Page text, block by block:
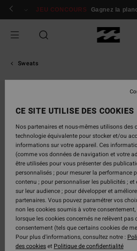
Passer
Se connecter / s'inscrire
JEU CONCOURS Gagnez la
Sweats
CE SITE UTILISE DES COOKIES
Nos partenaires et nous-mêmes utilisons des
technologie équivalente pour stocker et/ou
informations sur votre appareil. Ces
(comme vos données de navigation et votre
être utilisées pour vous présenter des
personnalisés ; pour mesurer la performance
contenu ; pour personnaliser les publicités ; et
sur leur audience ; pour développer et
partenaires. Vous pouvez paramétrer vos
non les cookies soumis à votre
lorsque les cookies concernés ne relèvent pas
consentement (tels que certains cookies de
Pour plus d'informations, consultez notre :
des cookieset Politique de confidentialité